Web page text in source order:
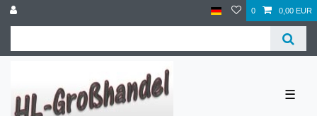
0 0,00 EUR
☰